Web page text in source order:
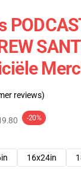
reviews)
-20%
16x24in